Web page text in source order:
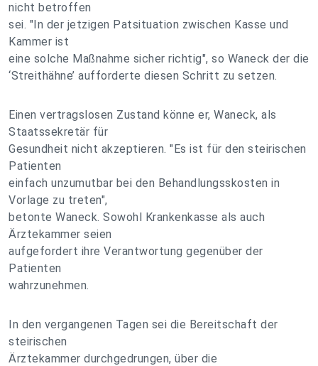
nicht betroffen
sei. "In der jetzigen Patsituation zwischen Kasse und
Kammer ist
eine solche Maßnahme sicher richtig", so Waneck der die
‘Streithähne’ aufforderte diesen Schritt zu setzen.
Einen vertragslosen Zustand könne er, Waneck, als
Staatssekretär für
Gesundheit nicht akzeptieren. "Es ist für den steirischen
Patienten
einfach unzumutbar bei den Behandlungsskosten in
Vorlage zu treten",
betonte Waneck. Sowohl Krankenkasse als auch
Ärztekammer seien
aufgefordert ihre Verantwortung gegenüber der
Patienten
wahrzunehmen.
In den vergangenen Tagen sei die Bereitschaft der
steirischen
Ärztekammer durchgedrungen, über die